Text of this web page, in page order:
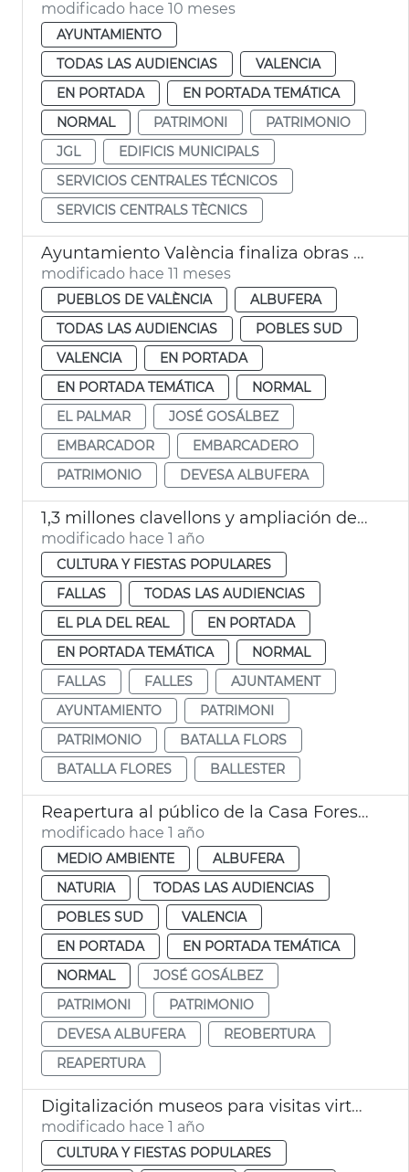
modificado hace 10 meses
AYUNTAMIENTO
TODAS LAS AUDIENCIAS
VALENCIA
EN PORTADA
EN PORTADA TEMÁTICA
NORMAL
PATRIMONI
PATRIMONIO
JGL
EDIFICIS MUNICIPALS
SERVICIOS CENTRALES TÉCNICOS
SERVICIS CENTRALS TÈCNICS
Ayuntamiento València finaliza obras embarcadero El Palmar
modificado hace 11 meses
PUEBLOS DE VALÈNCIA
ALBUFERA
TODAS LAS AUDIENCIAS
POBLES SUD
VALENCIA
EN PORTADA
EN PORTADA TEMÁTICA
NORMAL
EL PALMAR
JOSÉ GOSÁLBEZ
EMBARCADOR
EMBARCADERO
PATRIMONIO
DEVESA ALBUFERA
1,3 millones clavellons y ampliación decoración tribuna autoridades Batalla Flores
modificado hace 1 año
CULTURA Y FIESTAS POPULARES
FALLAS
TODAS LAS AUDIENCIAS
EL PLA DEL REAL
EN PORTADA
EN PORTADA TEMÁTICA
NORMAL
FALLAS
FALLES
AJUNTAMENT
AYUNTAMIENTO
PATRIMONI
PATRIMONIO
BATALLA FLORS
BATALLA FLORES
BALLESTER
Reapertura al público de la Casa Forestal de la Devesa
modificado hace 1 año
MEDIO AMBIENTE
ALBUFERA
NATURIA
TODAS LAS AUDIENCIAS
POBLES SUD
VALENCIA
EN PORTADA
EN PORTADA TEMÁTICA
NORMAL
JOSÉ GOSÁLBEZ
PATRIMONI
PATRIMONIO
DEVESA ALBUFERA
REOBERTURA
REAPERTURA
Digitalización museos para visitas virtuales
modificado hace 1 año
CULTURA Y FIESTAS POPULARES